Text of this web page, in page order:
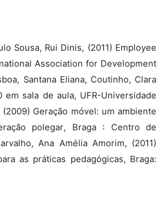
Sousa, Rui Dinis, (2011) Employee
Association for Development
Santana Eliana, Coutinho, Clara
sala de aula, UFR-Universidade
Geração móvel: um ambiente
polegar, Braga : Centro de
Ana Amélia Amorim, (2011)
as práticas pedagógicas, Braga: